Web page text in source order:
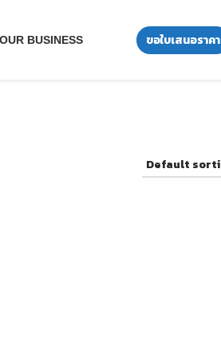
OUR BUSINESS ขอใบเสนอราคา